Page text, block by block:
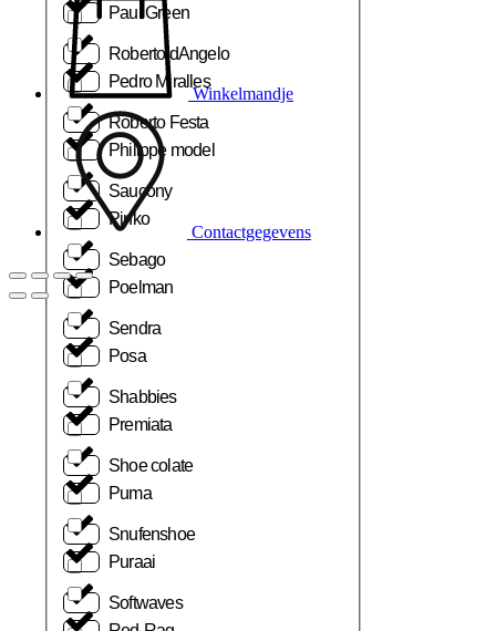
Roberto dAngelo
Roberto Festa
Saucony
Sebago
Sendra
Shabbies
Shoe colate
Snufenshoe
Softwaves
Paul Green
Pedro Miralles
Philippe model
Pinko
Poelman
Posa
Premiata
Puma
Puraai
Winkelmandje
Contactgegevens